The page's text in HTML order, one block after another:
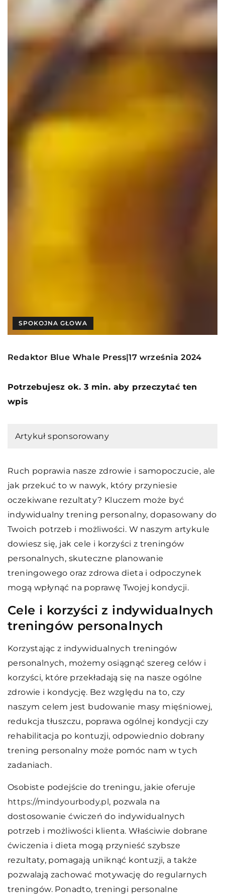
SPOKOJNA GŁOWA
Redaktor Blue Whale Press|17 września 2024
Potrzebujesz ok. 3 min. aby przeczytać ten
wpis
Artykuł sponsorowany
Ruch poprawia nasze zdrowie i samopoczucie, ale
jak przekuć to w nawyk, który przyniesie
oczekiwane rezultaty? Kluczem może być
indywidualny trening personalny, dopasowany do
Twoich potrzeb i możliwości. W naszym artykule
dowiesz się, jak cele i korzyści z treningów
personalnych, skuteczne planowanie
treningowego oraz zdrowa dieta i odpoczynek
mogą wpłynąć na poprawę Twojej kondycji.
Cele i korzyści z indywidualnych
treningów personalnych
Korzystając z indywidualnych treningów
personalnych, możemy osiągnąć szereg celów i
korzyści, które przekładają się na nasze ogólne
zdrowie i kondycję. Bez względu na to, czy
naszym celem jest budowanie masy mięśniowej,
redukcja tłuszczu, poprawa ogólnej kondycji czy
rehabilitacja po kontuzji, odpowiednio dobrany
trening personalny może pomóc nam w tych
zadaniach.
Osobiste podejście do treningu, jakie oferuje
https://mindyourbody.pl , pozwala na
dostosowanie ćwiczeń do indywidualnych
potrzeb i możliwości klienta. Właściwie dobrane
ćwiczenia i dieta mogą przynieść szybsze
rezultaty, pomagają uniknąć kontuzji, a także
pozwalają zachować motywację do regularnych
treningów. Ponadto, treningi personalne